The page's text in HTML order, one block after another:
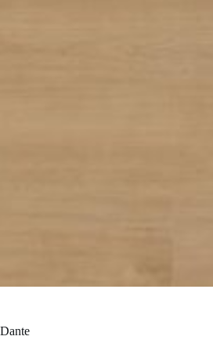
Dante